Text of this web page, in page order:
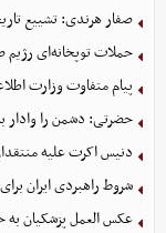
صفار هرندی: تشییع
حملات توپخانه‌ای
پیام متفاوت وزارت
حضرتی: دشمن را وادار
دنیس اکرت علیه
شروط راهبردی ایران
عکس العمل پزشکیان به